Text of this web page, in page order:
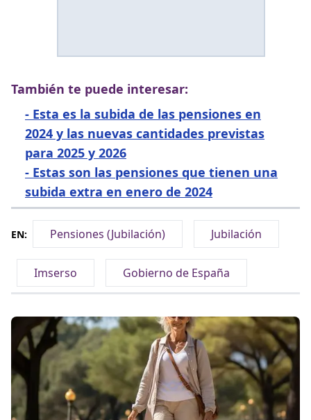
También te puede interesar:
- Esta es la subida de las pensiones en
2024 y las nuevas cantidades previstas
para 2025 y 2026
- Estas son las pensiones que tienen una
subida extra en enero de 2024
EN: Pensiones (Jubilación) Jubilación
Imserso Gobierno de España